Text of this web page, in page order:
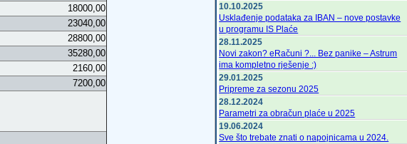
10.10.2025
Usklađenje podataka za IBAN – nove postavke
u programu IS Plaće
28.11.2025
Novi zakon? eRačuni ?... Bez panike – Astrum
ima kompletno rješenje :)
29.01.2025
Pripreme za sezonu 2025
28.12.2024
Parametri za obračun plaće u 2025
19.06.2024
Sve što trebate znati o napojnicama u 2024.
18000,00
23040,00
28800,00
35280,00
2160,00
7200,00